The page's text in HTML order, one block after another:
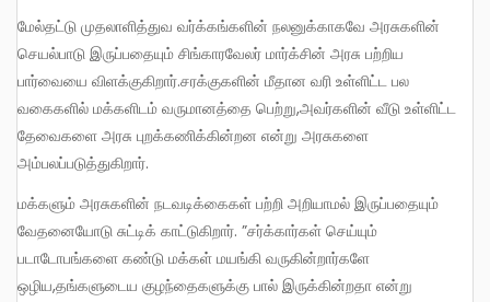
மேல்தட்டு முதலாளித்துவ வர்க்கங்களின் நலனுக்காகவே அரசுகளின்
செயல்பாடு இருப்பதையும் சிங்காரவேலர் மார்க்சின் அரசு பற்றிய
பார்வையை விளக்குகிறார்.சரக்குகளின் மீதான வரி உள்ளிட்ட பல
வகைகளில் மக்களிடம் வருமானத்தை பெற்று,அவர்களின் வீடு உள்ளிட்ட
தேவைகளை அரசு புறக்கணிக்கின்றன என்று அரசுகளை
அம்பலப்படுத்துகிறார்.
மக்களும் அரசுகளின் நடவடிக்கைகள் பற்றி அறியாமல் இருப்பதையும்
வேதனையோடு சுட்டிக் காட்டுகிறார். ”சர்க்கார்கள் செய்யும்
படாடோபங்களை கண்டு மக்கள் மயங்கி வருகின்றார்களே
ஒழிய,தங்களுடைய குழந்தைகளுக்கு பால் இருக்கின்றதா என்று